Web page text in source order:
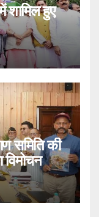
शामिल हुए
समिति की